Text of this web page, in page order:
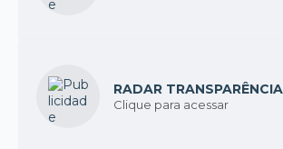
RADAR
Clique para acessar